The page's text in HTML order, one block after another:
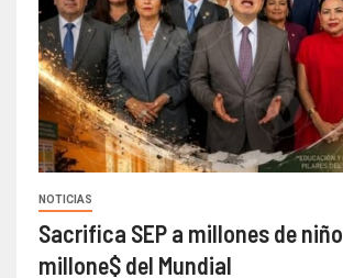
NOTICIAS
Sacrifica SEP a millones de
millone$ del Mundial